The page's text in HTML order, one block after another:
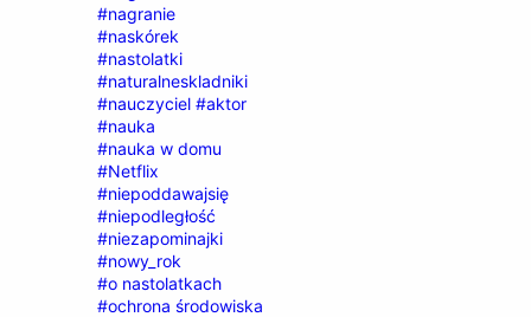
#nagranie
#naskórek
#nastolatki
#naturalneskladniki
#nauczyciel #aktor
#nauka
#nauka w domu
#Netflix
#niepoddawajsię
#niepodległość
#niezapominajki
#nowy_rok
#o nastolatkach
#ochrona środowiska